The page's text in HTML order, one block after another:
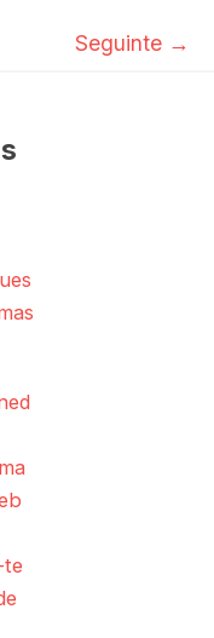
Seguinte →
te